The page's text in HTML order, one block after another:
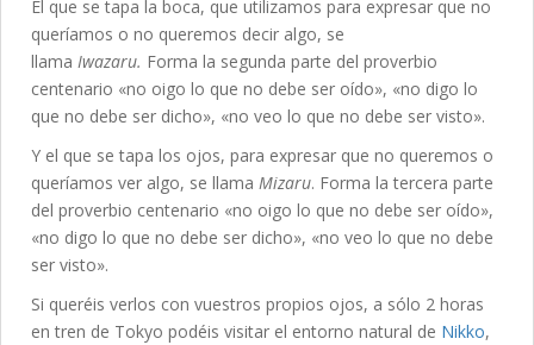
El que se tapa la boca, que utilizamos para expresar que no
queríamos o no queremos decir algo, se
llama Iwazaru. Forma la segunda parte del proverbio
centenario «no oigo lo que no debe ser oído», «no digo lo
que no debe ser dicho», «no veo lo que no debe ser visto».
Y el que se tapa los ojos, para expresar que no queremos o
queríamos ver algo, se llama Mizaru. Forma la tercera parte
del proverbio centenario «no oigo lo que no debe ser oído»,
«no digo lo que no debe ser dicho», «no veo lo que no debe
ser visto».
Si queréis verlos con vuestros propios ojos, a sólo 2 horas
en tren de Tokyo podéis visitar el entorno natural de Nikko,